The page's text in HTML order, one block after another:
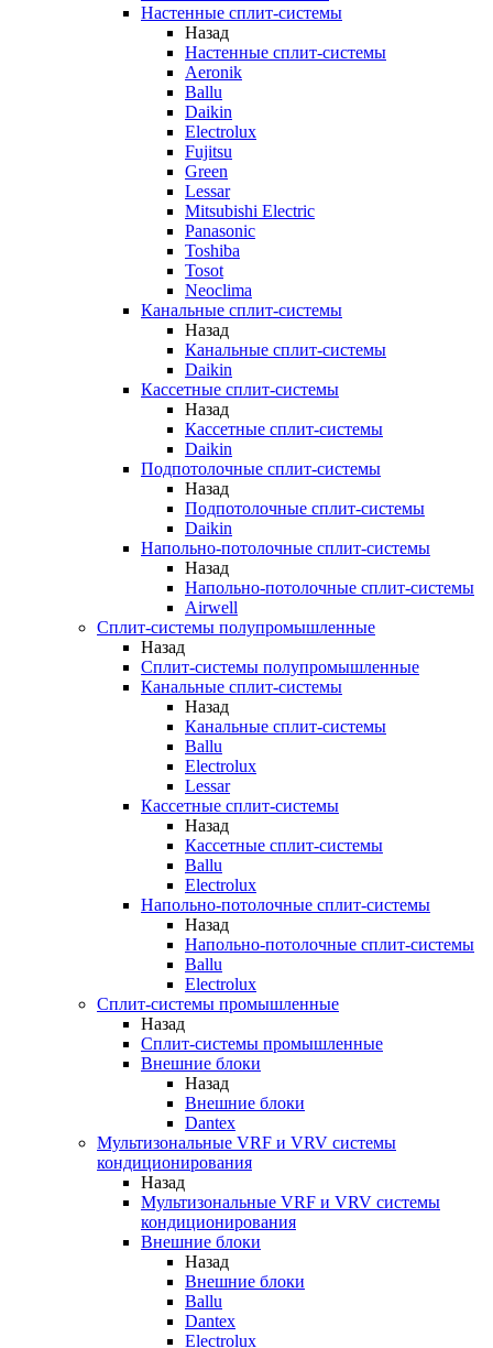
Настенные сплит-системы
Назад
Настенные сплит-системы
Aeronik
Ballu
Daikin
Electrolux
Fujitsu
Green
Lessar
Mitsubishi Electric
Panasonic
Toshiba
Tosot
Neoclima
Канальные сплит-системы
Назад
Канальные сплит-системы
Daikin
Кассетные сплит-системы
Назад
Кассетные сплит-системы
Daikin
Подпотолочные сплит-системы
Назад
Подпотолочные сплит-системы
Daikin
Напольно-потолочные сплит-системы
Назад
Напольно-потолочные сплит-системы
Airwell
Сплит-системы полупромышленные
Назад
Сплит-системы полупромышленные
Канальные сплит-системы
Назад
Канальные сплит-системы
Ballu
Electrolux
Lessar
Кассетные сплит-системы
Назад
Кассетные сплит-системы
Ballu
Electrolux
Напольно-потолочные сплит-системы
Назад
Напольно-потолочные сплит-системы
Ballu
Electrolux
Сплит-системы промышленные
Назад
Сплит-системы промышленные
Внешние блоки
Назад
Внешние блоки
Dantex
Мультизональные VRF и VRV системы
кондиционирования
Назад
Мультизональные VRF и VRV системы
кондиционирования
Внешние блоки
Назад
Внешние блоки
Ballu
Dantex
Electrolux